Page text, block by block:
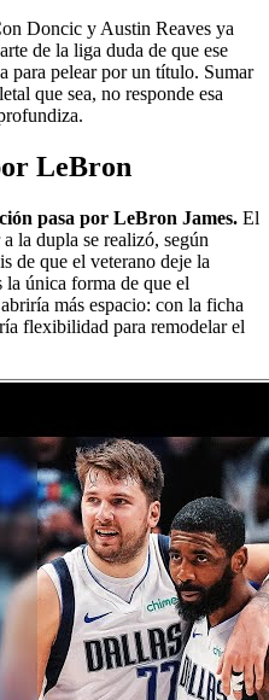
Doncic y Austin Reaves ya
de la liga duda de que ese
para pelear por un título. Sumar
que sea, no responde esa
LeBron
pasa por LeBron James. El
la dupla se realizó, según
de que el veterano deje la
la única forma de que el
más espacio: con la ficha
flexibilidad para remodelar el